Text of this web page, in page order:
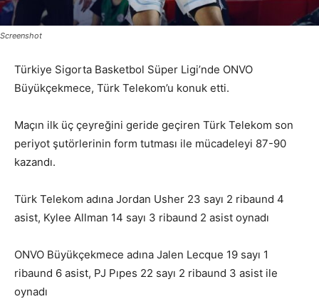
Screenshot
Türkiye Sigorta Basketbol Süper Ligi’nde ONVO
Büyükçekmece, Türk Telekom’u konuk etti.
Maçın ilk üç çeyreğini geride geçiren Türk Telekom son
periyot şutörlerinin form tutması ile mücadeleyi 87-90
kazandı.
Türk Telekom adına Jordan Usher 23 sayı 2 ribaund 4
asist, Kylee Allman 14 sayı 3 ribaund 2 asist oynadı
ONVO Büyükçekmece adına Jalen Lecque 19 sayı 1
ribaund 6 asist, PJ Pıpes 22 sayı 2 ribaund 3 asist ile
oynadı